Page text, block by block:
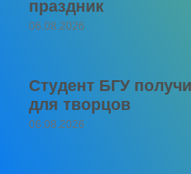
праздник
06.08.2026
Студент БГУ
для творцов
06.08.2026